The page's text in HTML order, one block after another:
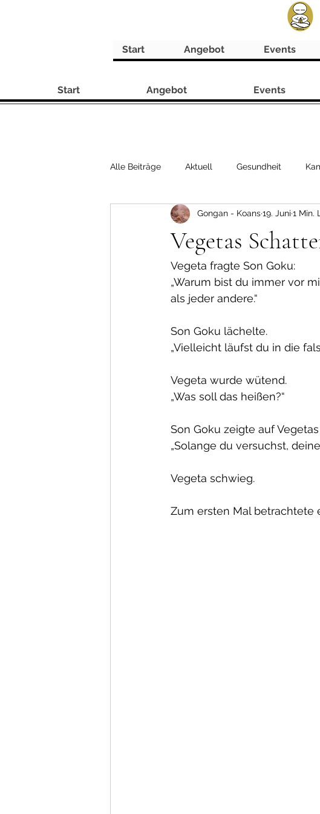
Start Angebot Events
Alle Beiträge Aktuell Gesundheit
Vegetas
Gongan - Koans19. Juni 1 Min.
Vegeta fragte Son Goku:
„Warum bist du immer vor
als jeder andere.“
Son Goku lächelte.
„Vielleicht läufst du in die
Vegeta wurde wütend.
„Was soll das heißen?“
Son Goku zeigte auf
„Solange du versuchst,
Vegeta schwieg.
Zum ersten Mal betrachtete
Start Angebot Events